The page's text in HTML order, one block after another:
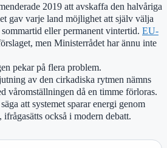
2019 att avskaffa den halvåriga
gav varje land möjlighet att själv välja
eller permanent vintertid. EU-
men Ministerrådet har ännu inte
pekar på flera problem.
av den cirkadiska rytmen nämns
våromställningen då en timme förloras.
att systemet sparar energi genom
också i modern debatt.